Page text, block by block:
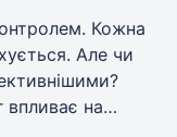
Кожна
Але чи
впливає на